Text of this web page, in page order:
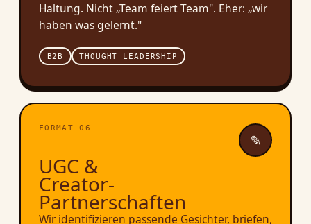
Haltung. Nicht „Team feiert Team". Eher: „wir
haben was gelernt."
B2B THOUGHT LEADERSHIP
FORMAT 06
✎
UGC &
Creator-
Partnerschaften
Wir identifizieren passende Gesichter, briefen,